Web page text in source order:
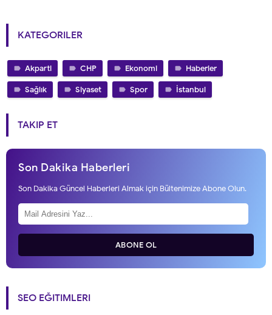
KATEGORILER
Akparti CHP Ekonomi Haberler
Sağlık Siyaset Spor İstanbul
TAKIP ET
Son Dakika Haberleri
Son Dakika Güncel Haberleri Almak için Bültenimize Abone Olun.
ABONE OL
SEO EĞITIMLERI